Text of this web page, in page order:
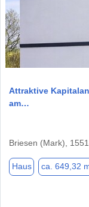
Attraktive
am…
Briesen (Mark),
Haus ca. 649,32